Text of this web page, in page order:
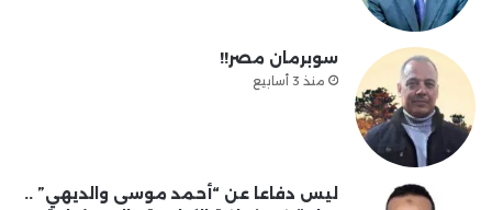
سوبرمان مصر!!
منذ 3 أسابيع
ليس دفاعا عن “أحمد موسى والديهي” ..